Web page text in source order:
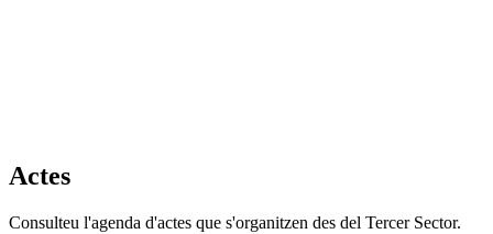
Actes
Consulteu l'agenda d'actes que s'organitzen des del Tercer Sector.